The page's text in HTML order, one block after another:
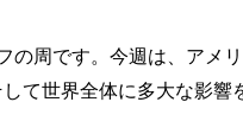
の周です。今週は、アメ
て世界全体に多大な影響